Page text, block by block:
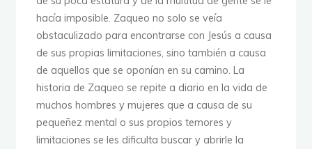
hacía imposible. Zaqueo no solo se veía
obstaculizado para encontrarse con Jesús a causa
de sus propias limitaciones, sino también a causa
de aquellos que se oponían en su camino. La
historia de Zaqueo se repite a diario en la vida de
muchos hombres y mujeres que a causa de su
pequeñez mental o sus propios temores y
limitaciones se les dificulta buscar y abrirle la